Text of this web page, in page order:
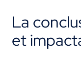
La
et